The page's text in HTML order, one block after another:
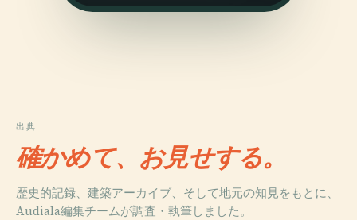
出典
確かめて、お見せする。
歴史的記録、建築アーカイブ、そして地元の知見をもとに、
Audiala編集チームが調査・執筆しました。